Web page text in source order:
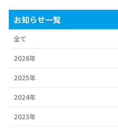
お知らせ一覧
全て
2026年
2025年
2024年
2023年